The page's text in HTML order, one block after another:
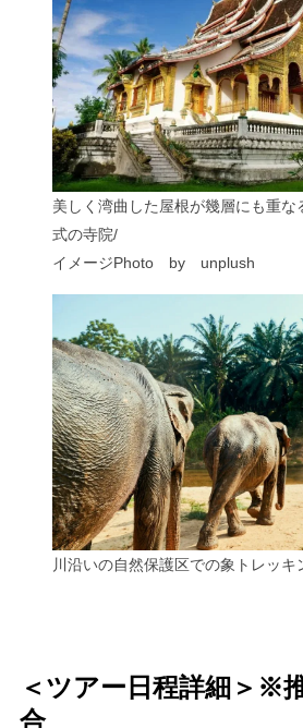
美しく湾曲した屋根が幾層にも重な
式の寺院/
イメージPhoto by unplush
川沿いの自然保護区での象トレッキ
＜ツアー日程詳細＞※